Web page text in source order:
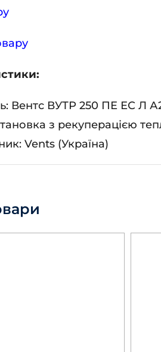
Вентс ВУТР 250 ПЕ ЕС Л
з рекуперацією
Vents (Україна)